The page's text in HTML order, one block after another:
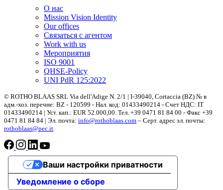
О нас
Mission Vision Identity
Our offices
Связаться с агентом
Work with us
Мероприятия
ISO 9001
QHSE-Policy
UNI PdR 125:2022
© ROTHO BLAAS SRL Via dell'Adige N. 2/1 | I-39040, Cortaccia (BZ) № в
адм.-хоз. перечне: BZ - 120599 - Нал. код: 01433490214 - Счет НДС: IT
01433490214 | Уст. кап.: EUR 52.000,00. Teл. +39 0471 81 84 00 - Факс +39
0471 81 84 84 | Эл. почта: info@rothoblaas.com – Серт. адрес эл. почты:
rothoblaas@pec.it.
Уведомление о сборе
Ваши настройки приватности